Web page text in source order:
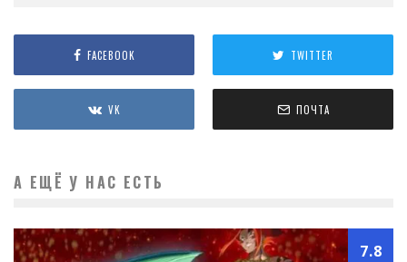
FACEBOOK TWITTER
VK ПОЧТА
А ЕЩЁ У НАС ЕСТЬ
7.8